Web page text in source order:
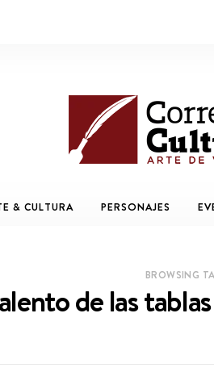
& CULTURA PERSONAJES
BROWSING
de las